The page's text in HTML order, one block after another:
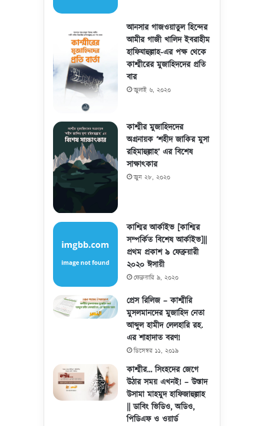
আনসার গাজওয়াতুল হিন্দের
আমীর গাজী খালিদ ইবরাহীম
হাফিযাহুল্লাহ-এর পক্ষ থেকে
কাশ্মীরের মুজাহিদদের প্রতি
বার
জুলাই ৬, ২০২০
কাশ্মীর মুজাহিদদের
অগ্রনায়ক ‘শহীদ জাকির মুসা
রহিমাহুল্লাহ’ এর বিশেষ
সাক্ষাৎকার
জুন ২৮, ২০২০
কাশ্মির আর্কাইভ [কাশ্মির
সম্পর্কিত বিশেষ আর্কাইভ]||
প্রথম প্রকাশ ৯ ফেব্রুয়ারী
২০২০ ঈসায়ী
ফেব্রুয়ারি ৯, ২০২০
প্রেস রিলিজ – কাশ্মীরি
মুসলমানদের মুজাহিদ নেতা
আব্দুল হামীদ লেলহারি রহ.
এর শাহাদাত বরণ!
ডিসেম্বর ১১, ২০১৯
কাশ্মীর… সিংহদের জেগে
উঠার সময় এখনই! – উস্তাদ
উসামা মাহমুদ হাফিজাহুল্লাহ
|| ডাবিং ভিডিও, অডিও,
পিডিএফ ও ওয়ার্ড